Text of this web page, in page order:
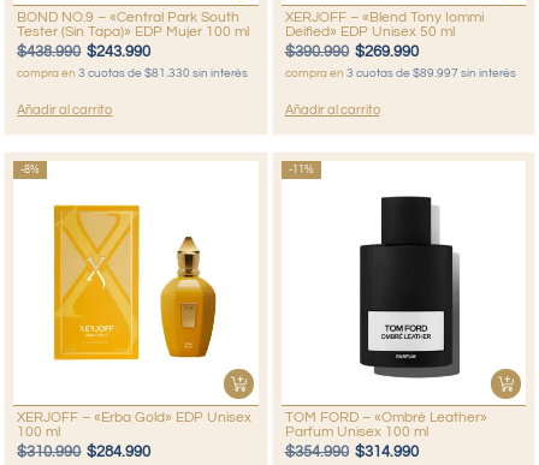
BOND NO.9 – «Central Park South
Tester (Sin Tapa)» EDP Mujer 100 ml
$438.990 $243.990
compra en3 cuotas de $81.330 sin interés
Añadir al carrito
XERJOFF – «Blend Tony Iommi
Deified» EDP Unisex 50 ml
$390.990 $269.990
compra en 3 cuotas de $89.997 sin interés
Añadir al carrito
-8%
XERJOFF – «Erba Gold» EDP Unisex
100 ml
$310.990 $284.990
-11%
TOM FORD – «Ombré Leather»
Parfum Unisex 100 ml
$354.990 $314.990